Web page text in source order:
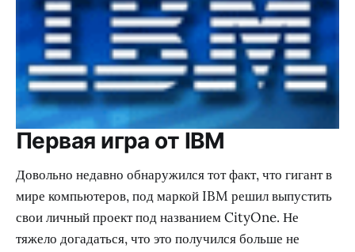
Первая игра от IBM
Довольно недавно обнаружился тот факт, что гигант в
мире компьютеров, под маркой IBM решил выпустить
свои личный проект под названием CityOne. Не
тяжело догадаться, что это получился больше не